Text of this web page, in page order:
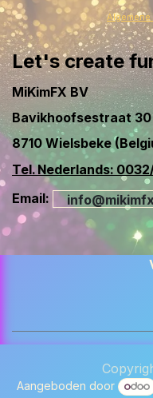
Let's create
MiKimFX BV
Bavikhoofsestraat 30
8710 Wielsbeke
Tel. Nederlands:
Email:
Aangeboden door